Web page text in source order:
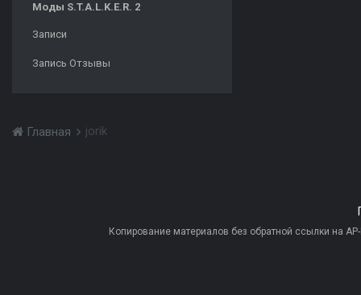
Моды S.T.A.L.K.E.R. 2
Записи
Запись Отзывы
Главная jorik
Копирование материалов без обратной ссылки на